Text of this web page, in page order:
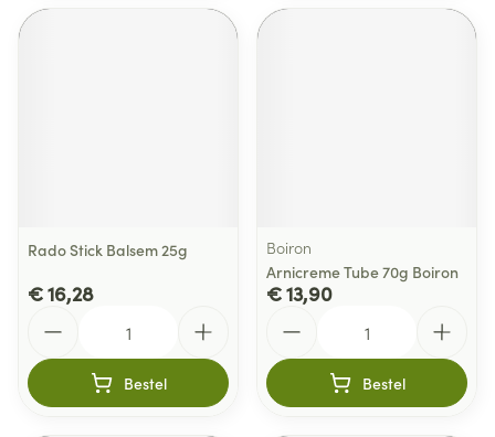
Rado Stick Balsem 25g
€ 16,28
Bestel
Boiron
Arnicreme Tube 70g Boiron
€ 13,90
Bestel